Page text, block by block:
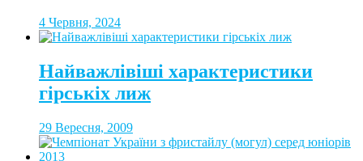
4 Червня, 2024
Найважлівіші характеристики
гірськіх лиж
29 Вересня, 2009